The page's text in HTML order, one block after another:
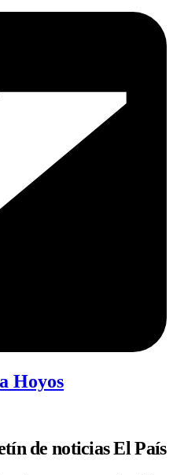
Hoyos
de noticias El País